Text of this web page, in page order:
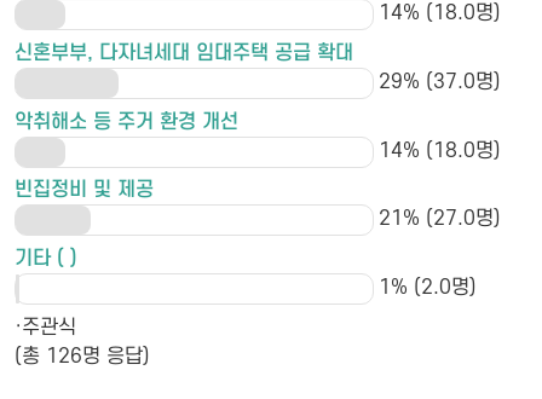
14% (18.0명)
신혼부부, 다자녀세대 임대주택 공급 확대
29% (37.0명)
악취해소 등 주거 환경 개선
14% (18.0명)
빈집정비 및 제공
21% (27.0명)
기타 ( )
1% (2.0명)
·주관식
(총 126명 응답)